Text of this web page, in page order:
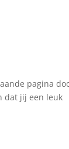
pagina
dat jij een leuk